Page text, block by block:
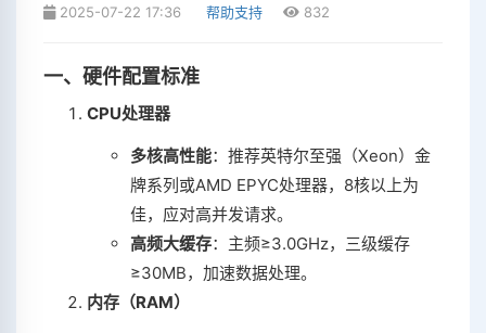
2025-07-22 17:36 帮助支持 832
一、硬件配置标准
CPU处理器
多核高性能‌：推荐英特尔至强（Xeon）金
牌系列或AMD EPYC处理器，8核以上为
佳，应对高并发请求。
高频大缓存‌：主频≥3.0GHz，三级缓存
≥30MB，加速数据处理。
内存（RAM）